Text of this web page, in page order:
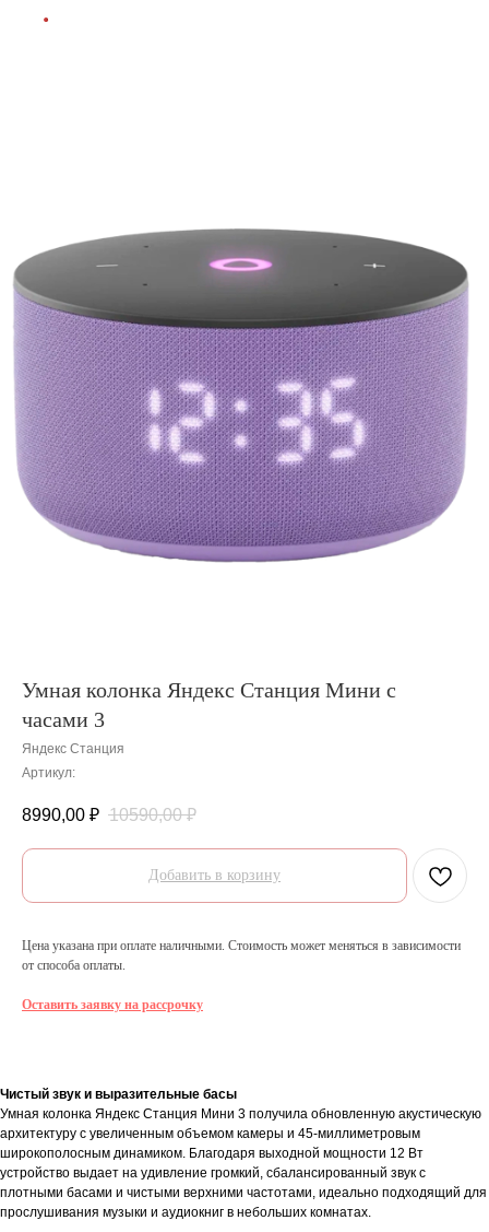
Умная колонка Яндекс Станция Мини с
часами 3
Яндекс Станция
Артикул:
8990,00 ₽ 10590,00 ₽
Добавить в корзину
Цена указана при оплате наличными. Стоимость может меняться в зависимости
от способа оплаты.
Оставить заявку на рассрочку
Чистый звук и выразительные басы
Умная колонка Яндекс Станция Мини 3 получила обновленную акустическую
архитектуру с увеличенным объемом камеры и 45-миллиметровым
широкополосным динамиком. Благодаря выходной мощности 12 Вт
устройство выдает на удивление громкий, сбалансированный звук с
плотными басами и чистыми верхними частотами, идеально подходящий для
прослушивания музыки и аудиокниг в небольших комнатах.